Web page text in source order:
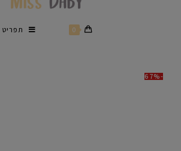
0 תפריט
-67%